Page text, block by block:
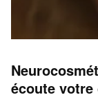
écoute votre